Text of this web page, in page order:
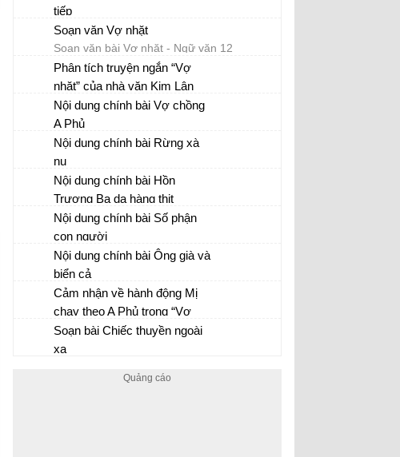
tiếp
Soạn văn Vợ nhặt
Soạn văn bài Vợ nhặt - Ngữ văn 12
Phân tích truyện ngắn “Vợ
nhặt” của nhà văn Kim Lân
Phân tích tác phẩm Vợ nhặt
Nội dung chính bài Vợ chồng
A Phủ
Nội dung chính bài Rừng xà
nu
Nội dung chính bài Hồn
Trương Ba da hàng thịt
Nội dung chính bài Số phận
con người
Nội dung chính bài Ông già và
biển cả
Cảm nhận về hành động Mị
chạy theo A Phủ trong “Vợ
chồng A Phủ” của Tô Hoài
Tác phẩm Vợ chồng A Phủ
Soạn bài Chiếc thuyền ngoài
xa